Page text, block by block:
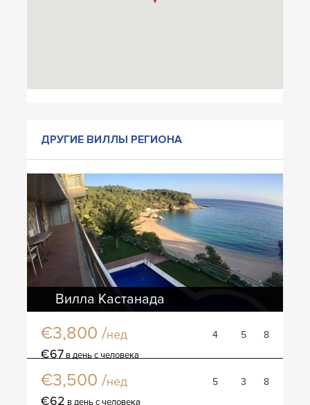
ДРУГИЕ ВИЛЛЫ РЕГИОНА
Вилла Кастанада
€3,800 /нед 4 5 8
€67 в день с человека
Вилла Гирона
€3,500 /нед 5 3 8
€62 в день с человека